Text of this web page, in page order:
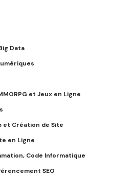
Data
et Jeux en Ligne
et Création de Site
en Ligne
Code Informatique
SEO